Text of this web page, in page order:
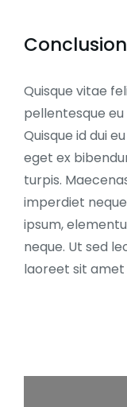
Conclusion
Quisque vitae
pellentesque
Quisque id dui
eget ex
turpis.
imperdiet
ipsum,
neque. Ut sed
laoreet sit